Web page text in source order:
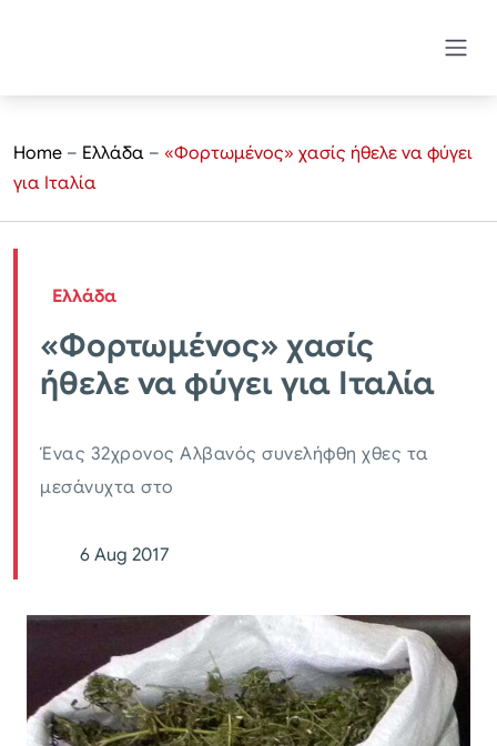
Home – Ελλάδα – «Φορτωμένος» χασίς ήθελε να φύγει
για Ιταλία
Ελλάδα
«Φορτωμένος» χασίς
ήθελε να φύγει για Ιταλία
Ένας 32χρονος Αλβανός συνελήφθη χθες τα
μεσάνυχτα στο
6 Aug 2017